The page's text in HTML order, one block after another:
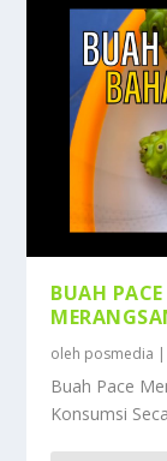
BUAH
oleh posmedia |
Buah Pace
Konsumsi